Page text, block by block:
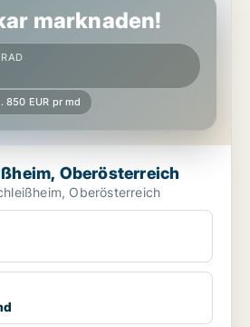
marknaden!
850 EUR pr md
Oberösterreich
Oberösterreich